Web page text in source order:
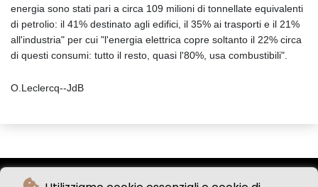
energia sono stati pari a circa 109 milioni di tonnellate equivalenti
di petrolio: il 41% destinato agli edifici, il 35% ai trasporti e il 21%
all'industria" per cui "l'energia elettrica copre soltanto il 22% circa
di questi consumi: tutto il resto, quasi l'80%, usa combustibili".
O.Leclercq--JdB